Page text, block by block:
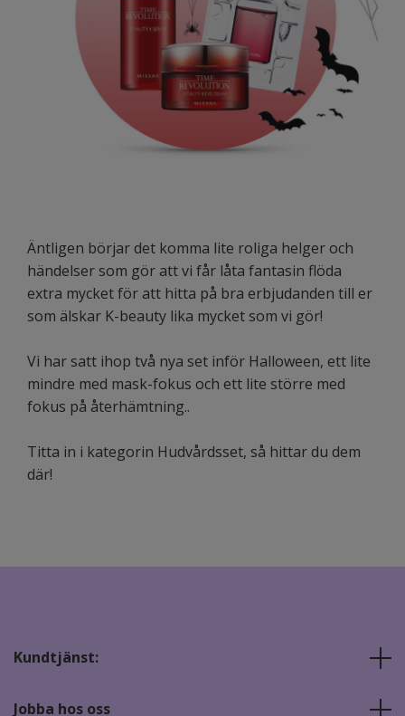
Äntligen börjar det komma lite roliga helger och
händelser som gör att vi får låta fantasin flöda
extra mycket för att hitta på bra erbjudanden till er
som älskar K-beauty lika mycket som vi gör!
Vi har satt ihop två nya set inför Halloween, ett lite
mindre med mask-fokus och ett lite större med
fokus på återhämtning..
Titta in i kategorin Hudvårdsset, så hittar du dem
där!
Kundtjänst:
Jobba hos oss